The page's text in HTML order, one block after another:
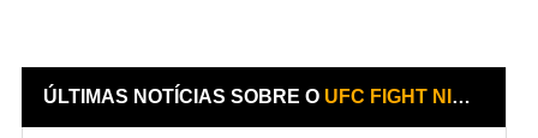
ÚLTIMAS NOTÍCIAS SOBRE O UFC FIGHT NIGHT - ALEXANDER GUSTAFSSON X GLOVER TEIXEIRA